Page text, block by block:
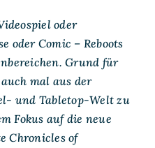
oder
oder Comic – Reboots
Grund für
mal aus der
und Tabletop-Welt zu
Fokus auf die neue
Chronicles of